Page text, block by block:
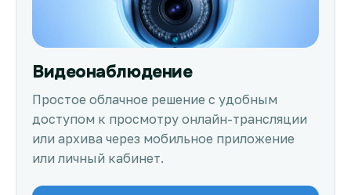
Видеонаблюдение
Простое облачное решение с удобным
доступом к просмотру онлайн-трансляции
или архива через мобильное приложение
или личный кабинет.